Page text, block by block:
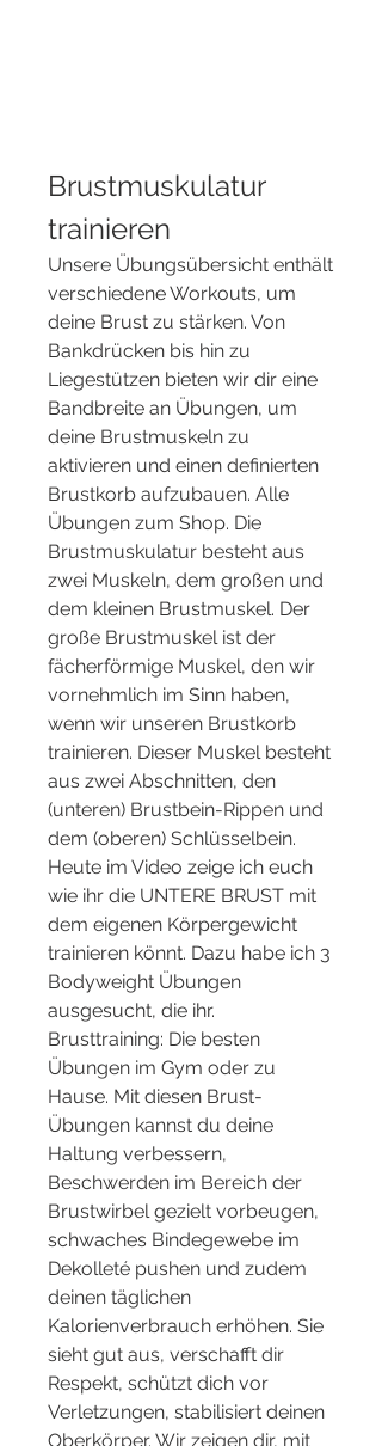
Brustmuskulatur
trainieren
Unsere Übungsübersicht enthält
verschiedene Workouts, um
deine Brust zu stärken. Von
Bankdrücken bis hin zu
Liegestützen bieten wir dir eine
Bandbreite an Übungen, um
deine Brustmuskeln zu
aktivieren und einen definierten
Brustkorb aufzubauen. Alle
Übungen zum Shop. Die
Brustmuskulatur besteht aus
zwei Muskeln, dem großen und
dem kleinen Brustmuskel. Der
große Brustmuskel ist der
fächerförmige Muskel, den wir
vornehmlich im Sinn haben,
wenn wir unseren Brustkorb
trainieren. Dieser Muskel besteht
aus zwei Abschnitten, den
(unteren) Brustbein-Rippen und
dem (oberen) Schlüsselbein.
Heute im Video zeige ich euch
wie ihr die UNTERE BRUST mit
dem eigenen Körpergewicht
trainieren könnt. Dazu habe ich 3
Bodyweight Übungen
ausgesucht, die ihr.
Brusttraining: Die besten
Übungen im Gym oder zu
Hause. Mit diesen Brust-
Übungen kannst du deine
Haltung verbessern,
Beschwerden im Bereich der
Brustwirbel gezielt vorbeugen,
schwaches Bindegewebe im
Dekolleté pushen und zudem
deinen täglichen
Kalorienverbrauch erhöhen. Sie
sieht gut aus, verschafft dir
Respekt, schützt dich vor
Verletzungen, stabilisiert deinen
Oberkörper. Wir zeigen dir, mit